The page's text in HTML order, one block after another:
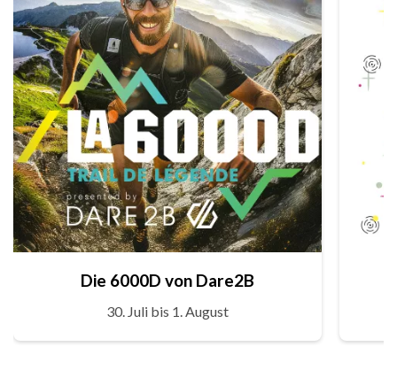
Die 6000D von Dare2B
30. Juli bis 1. August